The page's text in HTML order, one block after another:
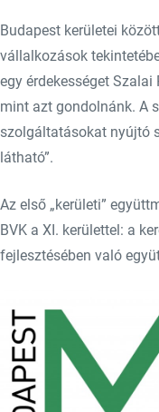
Budapest kerületei
vállalkozások
egy érdekességet
mint azt gondolnánk. A
szolgáltatásokat nyújtó
látható”.
Az első „kerületi”
BVK a XI. kerülettel: a
fejlesztésében való